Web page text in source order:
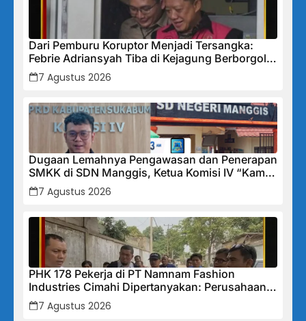
Dari Pemburu Koruptor Menjadi Tersangka:
Febrie Adriansyah Tiba di Kejagung Berborgol,
Bawa Map Biru dan Senyum Penuh Teka-teki
7 Agustus 2026
Dugaan Lemahnya Pengawasan dan Penerapan
SMKK di SDN Manggis, Ketua Komisi IV “Kami
Tidak Akan Segan Menindak”
7 Agustus 2026
PHK 178 Pekerja di PT Namnam Fashion
Industries Cimahi Dipertanyakan: Perusahaan
Klaim Rugi, Laporan Keuangan Justru
Tunjukkan Penurunan Laba.
7 Agustus 2026